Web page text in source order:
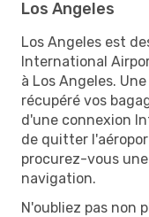
Los Angeles
Los Angeles est
International
à Los Angeles.
récupéré vos
d'une connexion
de quitter
procurez-vous
navigation.
N'oubliez pas non